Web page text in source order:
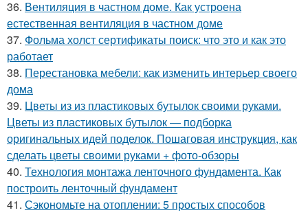
36. Вентиляция в частном доме. Как устроена
естественная вентиляция в частном доме
37. Фольма холст сертификаты поиск: что это и как это
работает
38. Перестановка мебели: как изменить интерьер своего
дома
39. Цветы из из пластиковых бутылок своими руками.
Цветы из пластиковых бутылок — подборка
оригинальных идей поделок. Пошаговая инструкция, как
сделать цветы своими руками + фото-обзоры
40. Технология монтажа ленточного фундамента. Как
построить ленточный фундамент
41. Сэкономьте на отоплении: 5 простых способов